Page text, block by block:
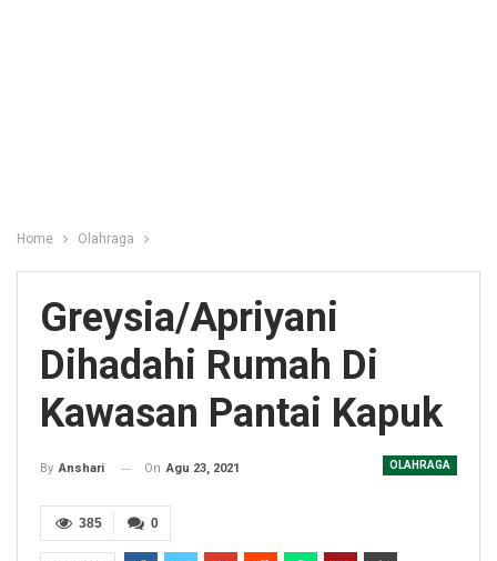
Home Olahraga
Greysia/Apriyani
Dihadahi Rumah Di
Kawasan Pantai Kapuk
OLAHRAGA
By Anshari On Agu 23, 2021
0
385